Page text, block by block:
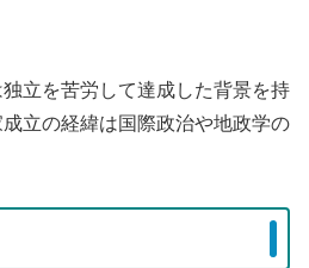
立を苦労して達成した背景を持
立の経緯は国際政治や地政学の